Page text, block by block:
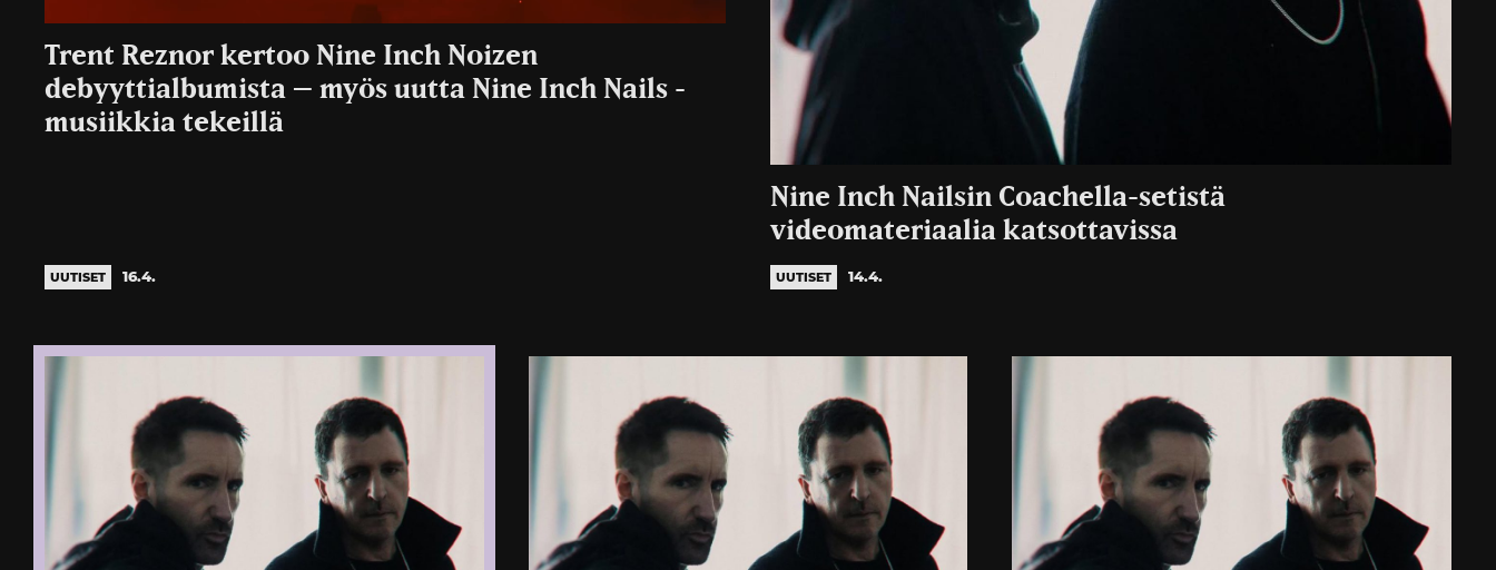
Trent Reznor kertoo Nine Inch Noizen
debyyttialbumista – myös uutta Nine Inch Nails -
musiikkia tekeillä
UUTISET 16.4.
Nine Inch Nailsin Coachella-setistä
videomateriaalia katsottavissa
UUTISET 14.4.